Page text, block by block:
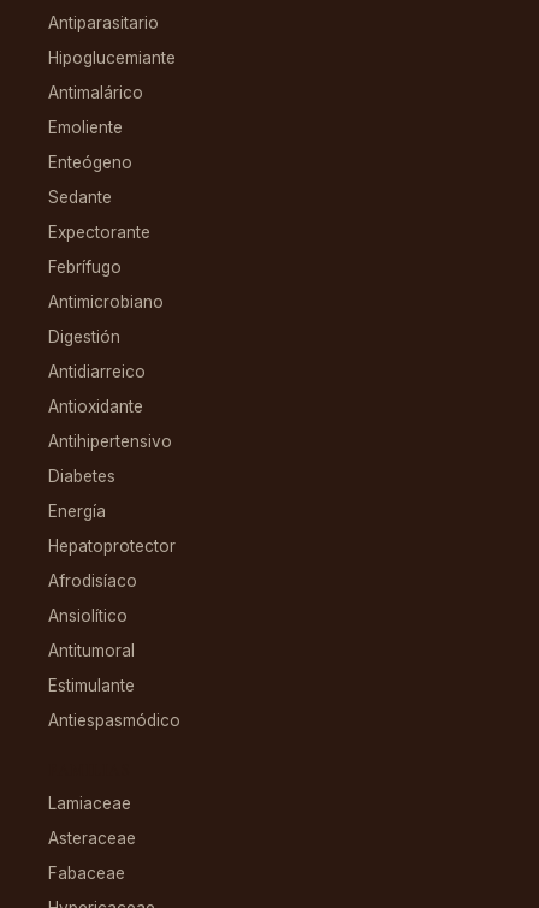
Antiparasitario
Hipoglucemiante
Antimalárico
Emoliente
Enteógeno
Sedante
Expectorante
Febrífugo
Antimicrobiano
Digestión
Antidiarreico
Antioxidante
Antihipertensivo
Diabetes
Energía
Hepatoprotector
Afrodisíaco
Ansiolítico
Antitumoral
Estimulante
Antiespasmódico
Lamiaceae
Asteraceae
Fabaceae